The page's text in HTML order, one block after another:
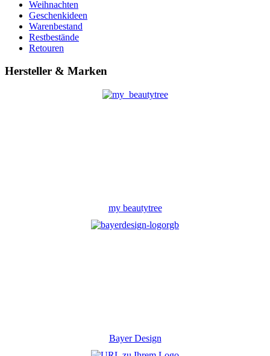
Weihnachten
Geschenkideen
Warenbestand
Restbestände
Retouren
Hersteller & Marken
my beautytree
Bayer Design